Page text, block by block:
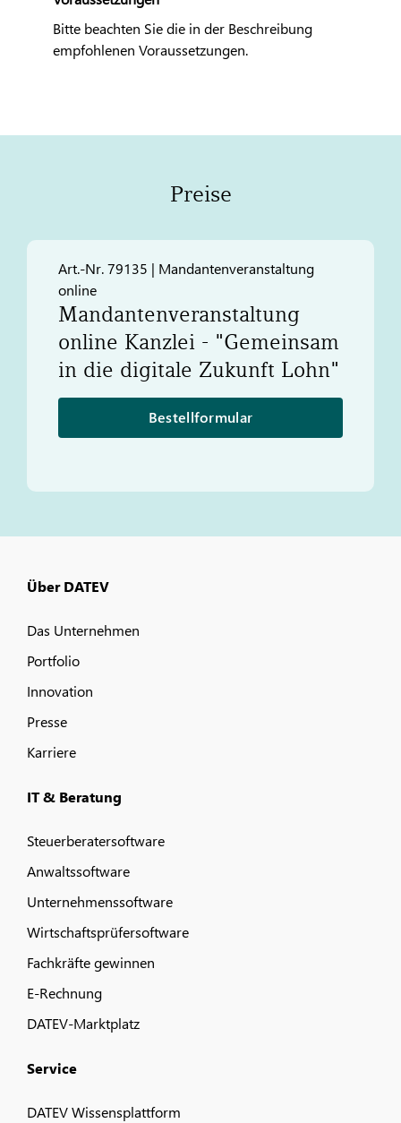
Bitte beachten Sie die in der Beschreibung
empfohlenen Voraussetzungen.
Preise
Art.-Nr. 79135 | Mandantenveranstaltung
online
Mandantenveranstaltung
online Kanzlei - "Gemeinsam
in die digitale Zukunft Lohn"
Bestellformular
Über DATEV
Das Unternehmen
Portfolio
Innovation
Presse
Karriere
IT & Beratung
Steuerberatersoftware
Anwaltssoftware
Unternehmenssoftware
Wirtschaftsprüfersoftware
Fachkräfte gewinnen
E-Rechnung
DATEV-Marktplatz
Service
DATEV Wissensplattform